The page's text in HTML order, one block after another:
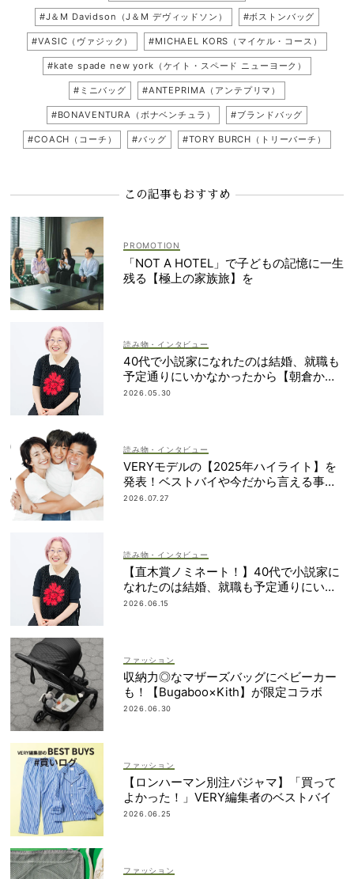
#J＆M Davidson（J＆M デヴィッドソン） #ボストンバッグ
#VASIC（ヴァジック） #MICHAEL KORS（マイケル・コース）
#kate spade new york（ケイト・スペード ニューヨーク）
#ミニバッグ #ANTEPRIMA（アンテプリマ）
#BONAVENTURA（ボナベンチュラ） #ブランドバッグ
#COACH（コーチ） #バッグ #TORY BURCH（トリーバーチ）
この記事もおすすめ
「NOT A HOTEL」で子どもの記憶に一生
残る【極上の家族旅】を
読み物・インタビュー
40代で小説家になれたのは結婚、就職も
予定通りにいかなかったから【朝倉かす
みさん】
2026.05.30
読み物・インタビュー
VERYモデルの【2025年ハイライト】を
発表！ベストバイや今だから言える事件
簿も大公開
2026.07.27
読み物・インタビュー
【直木賞ノミネート！】40代で小説家に
なれたのは結婚、就職も予定通りにいか
なかったから｜朝倉かすみさん
2026.06.15
ファッション
収納力◎なマザーズバッグにベビーカー
も！【Bugaboo×Kith】が限定コラボ
2026.06.30
ファッション
【ロンハーマン別注パジャマ】「買って
よかった！」VERY編集者のベストバイ
2026.06.25
ファッション